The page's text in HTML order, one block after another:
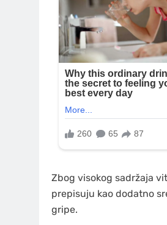
Zbog visokog sadržaja
prepisuju kao dodatno
gripe.